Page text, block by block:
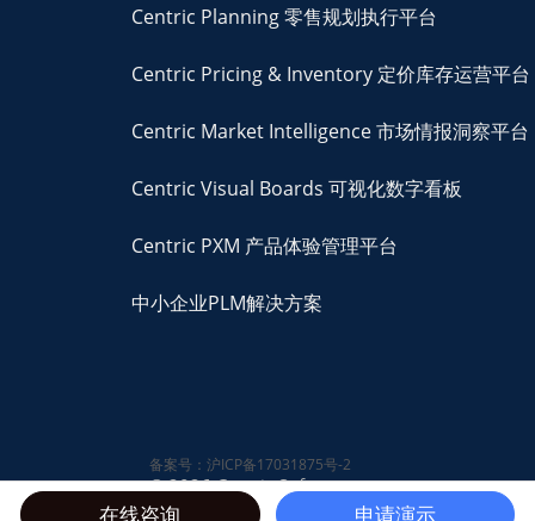
Centric Planning 零售规划执行平台
Centric Pricing & Inventory 定价库存运营平台
Centric Market Intelligence 市场情报洞察平台
Centric Visual Boards 可视化数字看板
Centric PXM 产品体验管理平台
中小企业PLM解决方案
备案号：沪ICP备17031875号-2
© 2026 Centric Software,
在线咨询 申请演示